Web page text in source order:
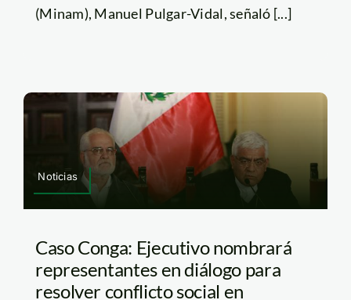
(Minam), Manuel Pulgar-Vidal, señaló [...]
Noticias
Caso Conga: Ejecutivo nombrará
representantes en diálogo para
resolver conflicto social en